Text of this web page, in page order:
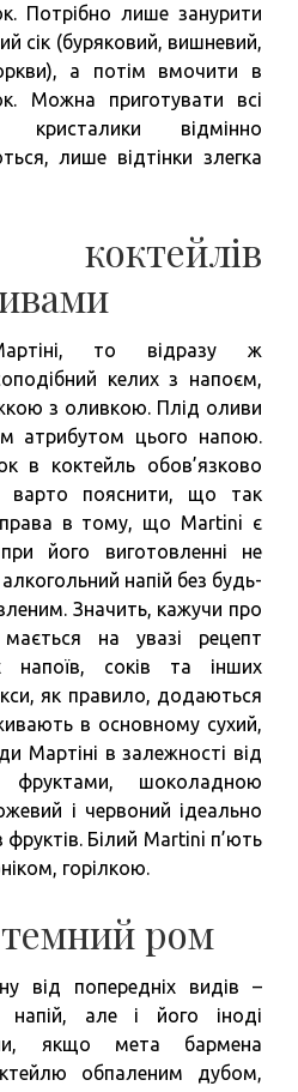
Потрібно лише занурити
сік (буряковий, вишневий,
а потім вмочити в
Можна приготувати всі
кристалики відмінно
лише відтінки злегка
то відразу ж
келих з напоєм,
з оливкою. Плід оливи
атрибутом цього напою.
в коктейль обов’язково
варто пояснити, що так
в тому, що Martini є
його виготовленні не
напій без будь-
Значить, кажучи про
на увазі рецепт
напоїв, соків та інших
як правило, додаються
в основному сухий,
Мартіні в залежності від
шоколадною
і червоний ідеально
Білий Martini п’ють
горілкою.
ром
від попередніх видів –
напій, але і його іноді
якщо мета бармена
обпаленим дубом,